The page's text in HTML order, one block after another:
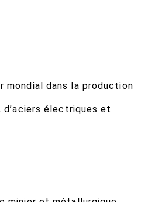
mondial dans la production
d’aciers électriques et